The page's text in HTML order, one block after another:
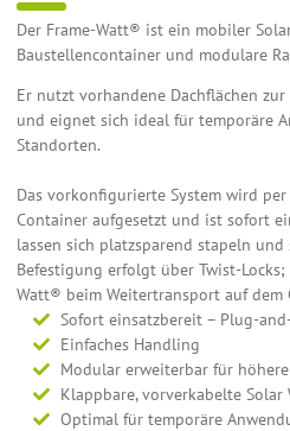
Der Frame-Watt® ist ein mobiler
Baustellencontainer und modulare
Er nutzt vorhandene Dachflächen
und eignet sich ideal für temporäre
Standorten.
Das vorkonfigurierte System wird
Container aufgesetzt und ist sofort
lassen sich platzsparend stapeln
Befestigung erfolgt über Twist-
Watt® beim Weitertransport auf dem
Sofort einsatzbereit – Plug-
Einfaches Handling
Modular erweiterbar für höhere
Klappbare, vorverkabelte Solar
Optimal für temporäre